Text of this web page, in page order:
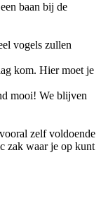
baan bij de
vogels zullen
kom. Hier moet je
mooi! We blijven
zelf voldoende
zak waar je op kunt